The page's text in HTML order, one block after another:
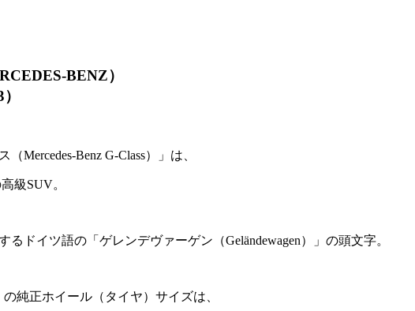
BENZ）
Mercedes-Benz G-Class）」は、
級SUV。
るドイツ語の「ゲレンデヴァーゲン（Geländewagen）」の頭文字。
純正ホイール（タイヤ）サイズは、